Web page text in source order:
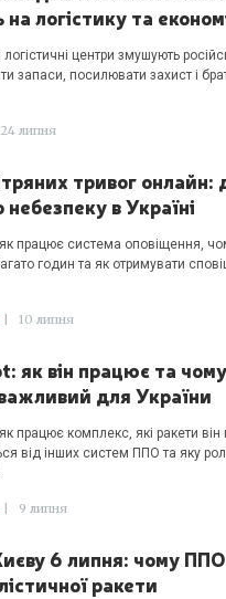
логістику та
центри змушують
запаси, посилювати захист і
24 липня
тривог онлайн:
в Україні
працює система оповіщення,
годин та як отримувати
10 липня
як він працює та чому
для України
працює комплекс, які ракети
від інших систем ППО та яку
9 липня
6 липня: чому
ракети